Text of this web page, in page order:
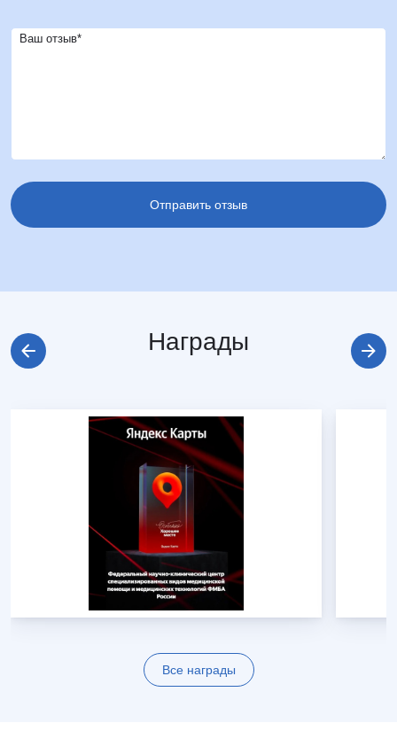
Ваш отзыв*
Награды
Все награды